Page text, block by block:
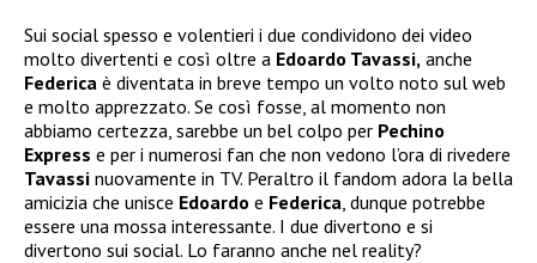
Sui social spesso e volentieri i due condividono dei video
molto divertenti e così oltre a Edoardo Tavassi, anche
Federica è diventata in breve tempo un volto noto sul web
e molto apprezzato. Se così fosse, al momento non
abbiamo certezza, sarebbe un bel colpo per Pechino
Express e per i numerosi fan che non vedono l’ora di rivedere
Tavassi nuovamente in TV. Peraltro il fandom adora la bella
amicizia che unisce Edoardo e Federica , dunque potrebbe
essere una mossa interessante. I due divertono e si
divertono sui social. Lo faranno anche nel reality?